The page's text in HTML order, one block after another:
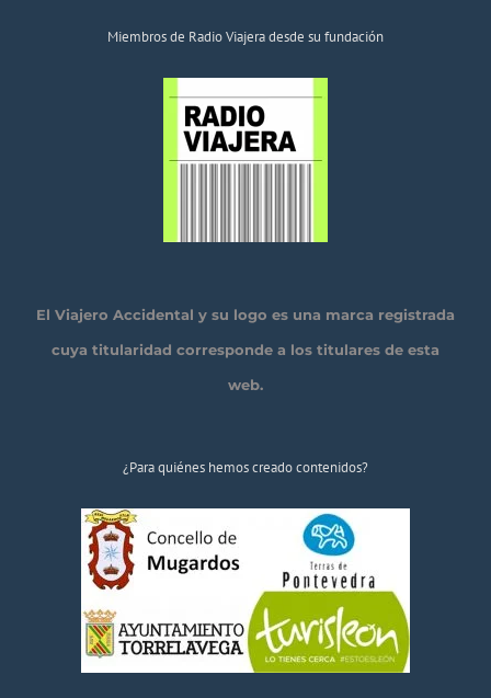
Miembros de Radio Viajera desde su fundación
El Viajero Accidental y su logo es una marca registrada
cuya titularidad corresponde a los titulares de esta
web.
¿Para quiénes hemos creado contenidos?